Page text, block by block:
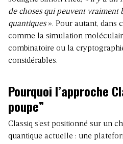
de choses qui peuvent vraiment
quantiques». Pour autant, dans
comme la simulation
combinatoire ou la
considérables.
Pourquoi l’approche
poupe”
Classiq s’est positionné sur un
quantique actuelle : une